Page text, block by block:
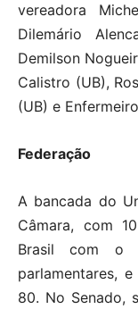
vereadora
Dilemário
Demilson
Calistro (UB),
(UB) e
Federação
A bancada do
Câmara, com
Brasil com o
parlamentares,
80. No Senado,